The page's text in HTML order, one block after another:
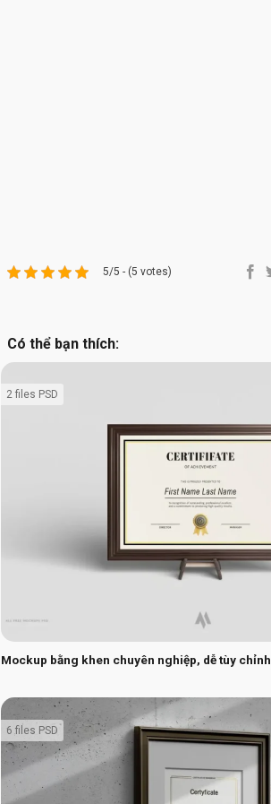
5/5 - (5 votes)
Có thể bạn thích:
Mockup bằng khen chuyên nghiệp, dễ tùy chỉnh
2 files PSD
6 files PSD